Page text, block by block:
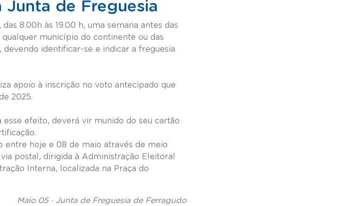
de Freguesia
8.00h às 19.00 h, uma semana antes das
município do continente ou das
devendo identificar-se e indicar a freguesia
apoio à inscrição no voto antecipado que
2025.
efeito, deverá vir munido do seu cartão
entre hoje e 08 de maio através de meio
postal, dirigida à Administração Eleitoral
Interna, localizada na Praça do
Maio 05 · Junta de Freguesia de Ferragudo